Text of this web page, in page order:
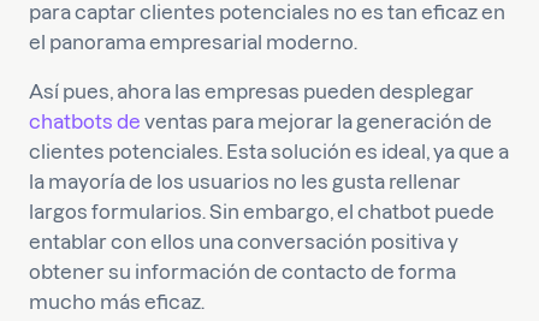
para captar clientes potenciales no es tan eficaz en
el panorama empresarial moderno.
Así pues, ahora las empresas pueden desplegar
chatbots de ventas para mejorar la generación de
clientes potenciales. Esta solución es ideal, ya que a
la mayoría de los usuarios no les gusta rellenar
largos formularios. Sin embargo, el chatbot puede
entablar con ellos una conversación positiva y
obtener su información de contacto de forma
mucho más eficaz.